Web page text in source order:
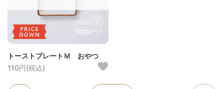
トーストプレートＭ おやつ
110円(税込)